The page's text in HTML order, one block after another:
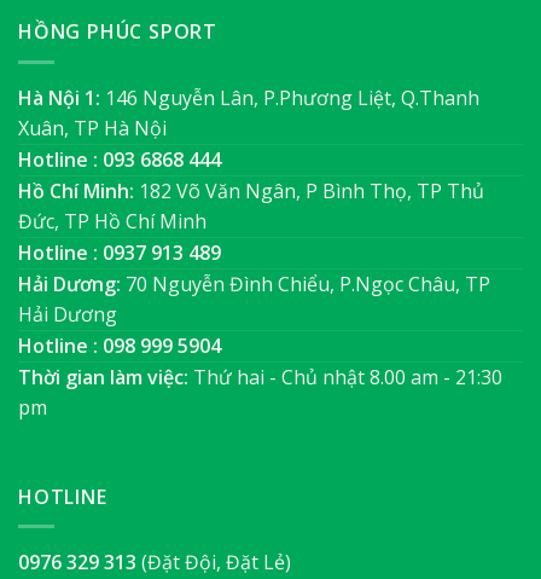
HỒNG PHÚC SPORT
Hà Nội 1: 146 Nguyễn Lân, P.Phương Liệt, Q.Thanh
Xuân, TP Hà Nội
Hotline : 093 6868 444
Hồ Chí Minh: 182 Võ Văn Ngân, P Bình Thọ, TP Thủ
Đức, TP Hồ Chí Minh
Hotline : 0937 913 489
Hải Dương: 70 Nguyễn Đình Chiểu, P.Ngọc Châu, TP
Hải Dương
Hotline : 098 999 5904
Thời gian làm việc: Thứ hai - Chủ nhật 8.00 am - 21:30
pm
HOTLINE
0976 329 313 (Đặt Đội, Đặt Lẻ)